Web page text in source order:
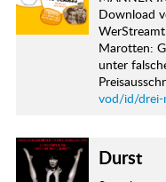
Download
Marotten:
unter
vod/id/drei-
Durst